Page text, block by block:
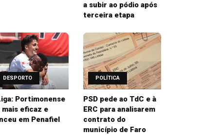
a subir ao pódio após
terceira etapa
DESPORTO
Portimonense
eficaz e
em Penafiel
POLÍTICA
PSD pede ao TdC e à
ERC para analisarem
contrato do
município de Faro